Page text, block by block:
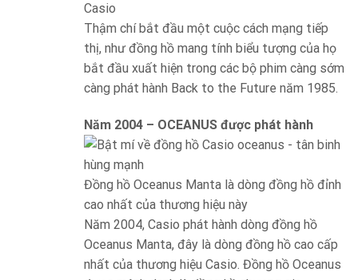
Casio
Thậm chí bắt đầu một cuộc cách mạng tiếp
thị, như đồng hồ mang tính biểu tượng của họ
bắt đầu xuất hiện trong các bộ phim càng sớm
càng phát hành Back to the Future năm 1985.
Năm 2004 – OCEANUS được phát hành
Đồng hồ Oceanus Manta là dòng đồng hồ đỉnh
cao nhất của thương hiệu này
Năm 2004, Casio phát hành dòng đồng hồ
Oceanus Manta, đây là dòng đồng hồ cao cấp
nhất của thương hiệu Casio. Đồng hồ Oceanus